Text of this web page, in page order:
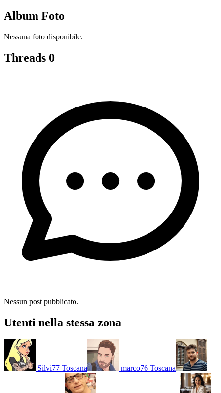
Album Foto
Nessuna foto disponibile.
Threads 0
Nessun post pubblicato.
Utenti nella stessa zona
Silvi77 Toscana marco76 Toscana